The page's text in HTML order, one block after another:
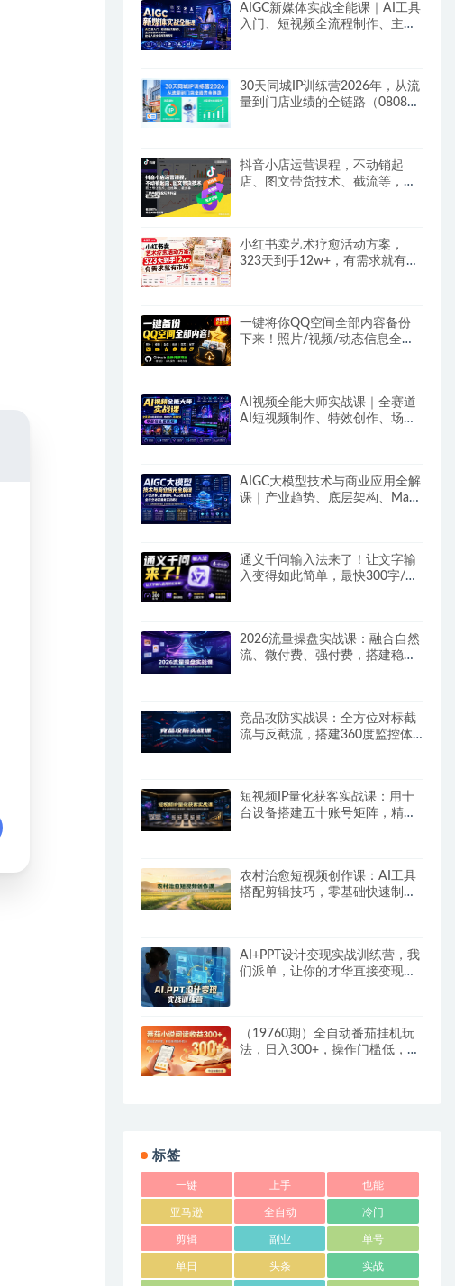
AIGC新媒体实战全能课｜AI工具
入门、短视频全流程制作、主流
30天同城IP训练营2026年，从流
量到门店业绩的全链路（0808更
抖音小店运营课程，不动销起
店、图文带货技术、截流等，三
小红书卖艺术疗愈活动方案，
323天到手12w+，有需求就有市
一键将你QQ空间全部内容备份
下来！照片/视频/动态信息全存
AI视频全能大师实战课｜全赛道
AI短视频制作、特效创作、场景
AIGC大模型技术与商业应用全解
课｜产业趋势、底层架构、MaaS
通义千问输入法来了！让文字输
入变得如此简单，最快300字/
2026流量操盘实战课：融合自然
流、微付费、强付费，搭建稳定
竞品攻防实战课：全方位对标截
流与反截流，搭建360度监控体
短视频IP量化获客实战课：用十
台设备搭建五十账号矩阵，精准
农村治愈短视频创作课：AI工具
搭配剪辑技巧，零基础快速制作
AI+PPT设计变现实战训练营，我
们派单，让你的才华直接变现，
（19760期）全自动番茄挂机玩
法，日入300+，操作门槛低，一
标签
一键 上手 也能
亚马逊 全自动 冷门
剪辑 副业 单号
单日 头条 实战